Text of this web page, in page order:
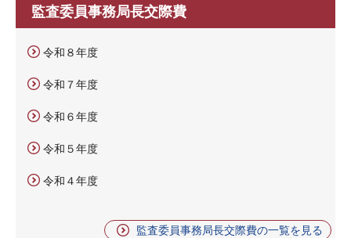
監査委員事務局長交際費
令和８年度
令和７年度
令和６年度
令和５年度
令和４年度
監査委員事務局長交際費の一覧を見る